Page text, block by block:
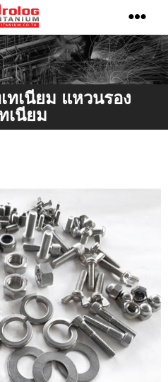
ทเนียม แหวนรอง
เนียม